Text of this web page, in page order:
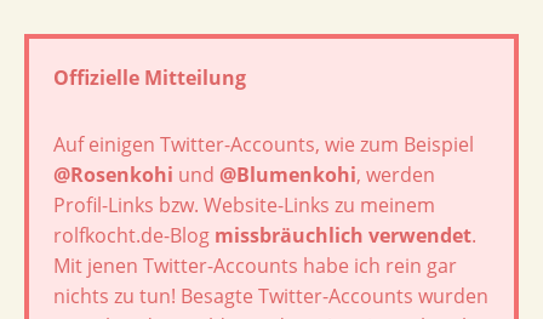
Offizielle Mitteilung
Auf einigen Twitter-Accounts, wie zum Beispiel
@Rosenkohi und @Blumenkohi, werden
Profil-Links bzw. Website-Links zu meinem
rolfkocht.de-Blog missbräuchlich verwendet.
Mit jenen Twitter-Accounts habe ich rein gar
nichts zu tun! Besagte Twitter-Accounts wurden